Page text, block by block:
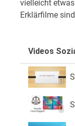
vielleicht
Erklärfilme
Videos